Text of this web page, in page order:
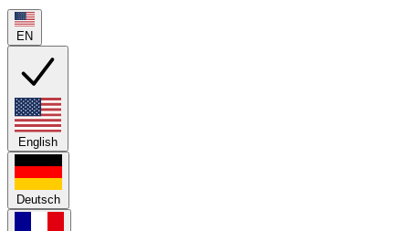
EN
English
Deutsch